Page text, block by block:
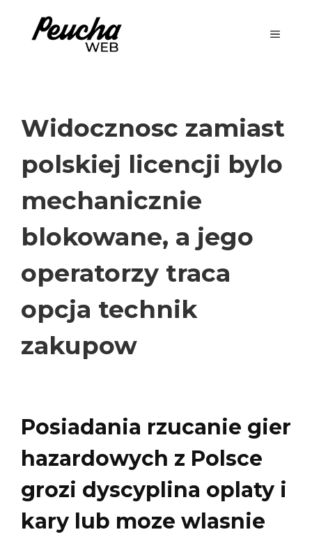
contenu
MENU
Widocznosc zamiast
polskiej licencji bylo
mechanicznie
blokowane, a jego
operatorzy traca
opcja technik
zakupow
Posiadania rzucanie gier
hazardowych z Polsce
grozi dyscyplina oplaty i
kary lub moze wlasnie